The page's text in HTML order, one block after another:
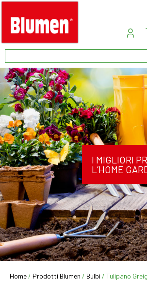
I MIGLIORI
L’HOME
Home / Prodotti Blumen / Bulbi / Tulipano